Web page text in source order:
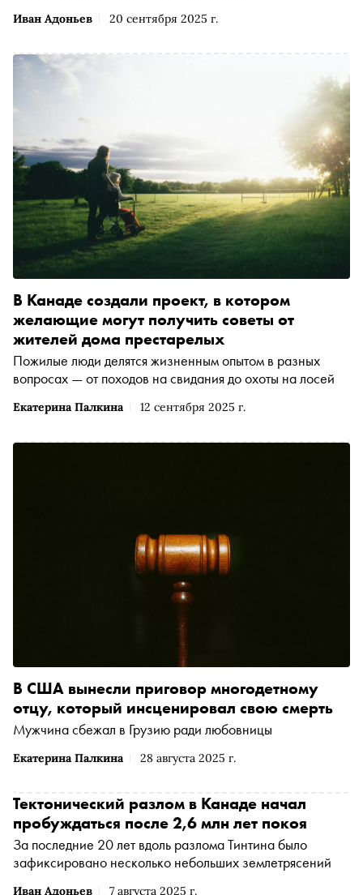
Иван Адоньев 20 сентября 2025 г.
Екатерина Палкина 12 сентября 2025 г.
В Канаде создали проект, в котором
желающие могут получить советы от
жителей дома престарелых
Пожилые люди делятся жизненным опытом в разных
вопросах — от походов на свидания до охоты на лосей
Екатерина Палкина 28 августа 2025 г.
В США вынесли приговор многодетному
отцу, который инсценировал свою смерть
Мужчина сбежал в Грузию ради любовницы
Иван Адоньев 7 августа 2025 г.
Тектонический разлом в Канаде начал
пробуждаться после 2,6 млн лет покоя
За последние 20 лет вдоль разлома Тинтина было
зафиксировано несколько небольших землетрясений